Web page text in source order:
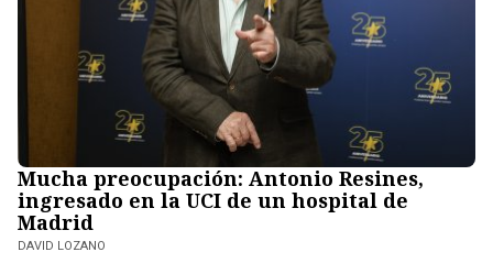
Mucha preocupación: Antonio Resines,
ingresado en la UCI de un hospital de
Madrid
DAVID LOZANO